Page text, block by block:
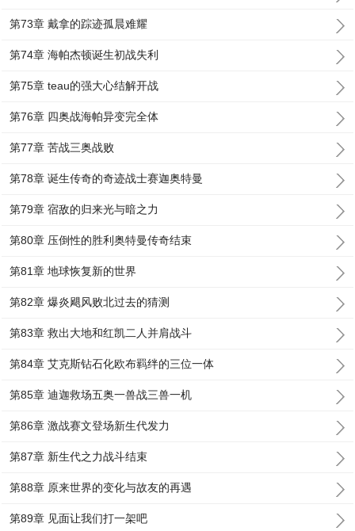
第73章 戴拿的踪迹孤晨难耀
第74章 海帕杰顿诞生初战失利
第75章 teau的强大心结解开战
第76章 四奥战海帕异变完全体
第77章 苦战三奥战败
第78章 诞生传奇的奇迹战士赛迦奥特曼
第79章 宿敌的归来光与暗之力
第80章 压倒性的胜利奥特曼传奇结束
第81章 地球恢复新的世界
第82章 爆炎飓风败北过去的猜测
第83章 救出大地和红凯二人并肩战斗
第84章 艾克斯钻石化欧布羁绊的三位一体
第85章 迪迦救场五奥一兽战三兽一机
第86章 激战赛文登场新生代发力
第87章 新生代之力战斗结束
第88章 原来世界的变化与故友的再遇
第89章 见面让我们打一架吧